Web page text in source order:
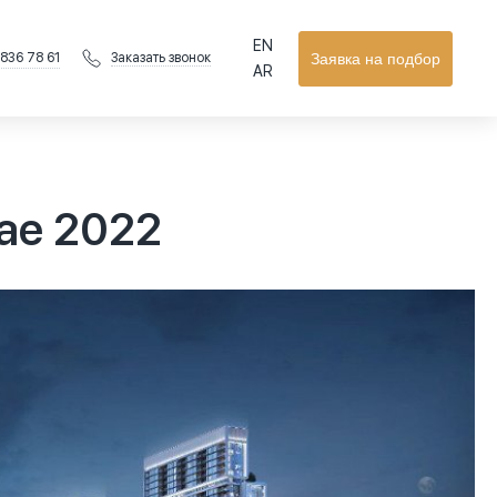
78 61 Заказать звонок Заявка на подбор
EN
AR
2022